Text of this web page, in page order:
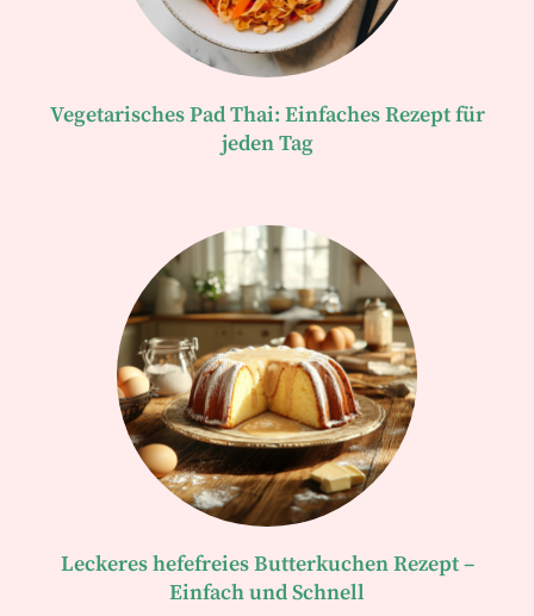
Vegetarisches Pad Thai: Einfaches Rezept für
jeden Tag
Leckeres hefefreies Butterkuchen Rezept –
Einfach und Schnell